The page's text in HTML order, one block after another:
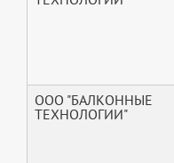
ООО "БАЛКОННЫЕ
ТЕХНОЛОГИИ"